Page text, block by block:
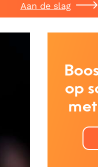
Aan de slag
op
met